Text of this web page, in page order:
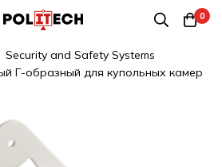
0
Security and Safety Systems
Г-образный для купольных камер